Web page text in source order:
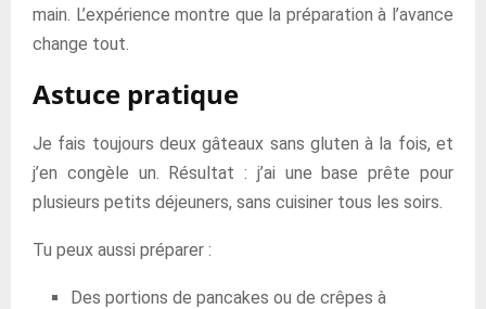
main. L’expérience montre que la préparation à l’avance
change tout.
Astuce pratique
Je fais toujours deux gâteaux sans gluten à la fois, et
j’en congèle un. Résultat : j’ai une base prête pour
plusieurs petits déjeuners, sans cuisiner tous les soirs.
Tu peux aussi préparer :
Des portions de pancakes ou de crêpes à